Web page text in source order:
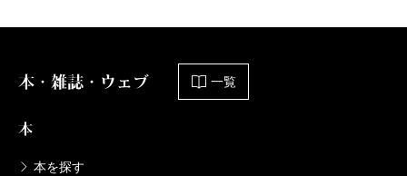
本・雑誌・ウェブ 一覧
本
本を探す